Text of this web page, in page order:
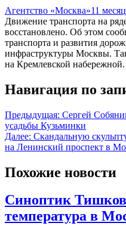
Агентство «Москва»11
Движение транспорта на
восстановлено. Об этом
транспорта и развития
инфраструктуры Москвы.
на Кремлевской набережной.
Навигация по
Предыдущая: Сергей
усадьбы Кузьминки
Далее: Скандальную
на Ленинский проспект в
Похожие новости
Синоптик
температура в